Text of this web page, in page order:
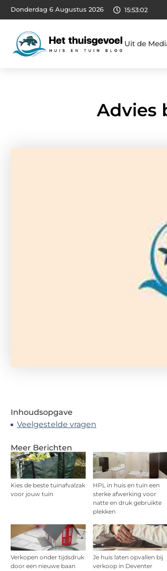
Donderdag 6 Augustus 2026 15:53:03
Uit de
Advies
Inhoudsopgave
Veelgestelde vragen
Meer Berichten
Kies de beste tuinafvalzak
voor jouw tuin
HPL in huis en tuin een
sterke afwerking voor
natte en druk gebruikte
plekken
Verkopen onder tijdsdruk
door een nieuwe baan
Je huis laten opvallen bij
verkoop in Deventer